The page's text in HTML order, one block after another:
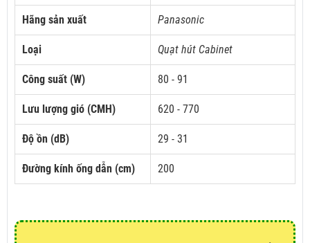
Hãng sản xuất Panasonic
Loại Quạt hút Cabinet
Công suất (W) 80 - 91
Lưu lượng gió (CMH) 620 - 770
Độ ồn (dB) 29 - 31
Đường kính ống dẫn (cm) 200